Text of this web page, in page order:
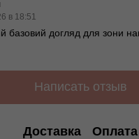
в 18:51
базовий догляд для зони
Написать отзыв
Доставка Оплата